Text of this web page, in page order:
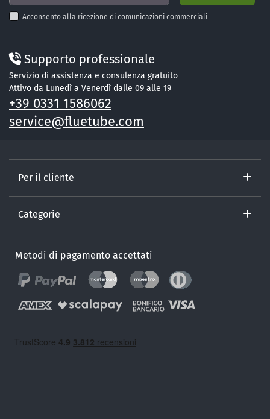
Acconsento alla ricezione di comunicazioni commerciali
Supporto professionale
Servizio di assistenza e consulenza gratuito
Attivo da Lunedì a Venerdì dalle 09 alle 19
+39 0331 1586062
service@fluetube.com
Per il cliente
Categorie
Metodi di pagamento accettati